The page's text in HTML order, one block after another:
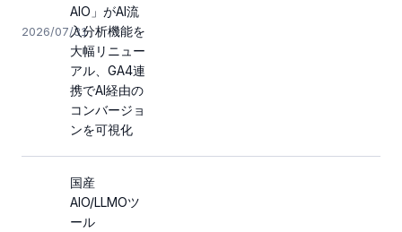
2026/07/31
AIO」がAI流
入分析機能を
大幅リニュー
アル、GA4連
携でAI経由の
コンバージョ
ンを可視化
国産
AIO/LLMOツ
ール